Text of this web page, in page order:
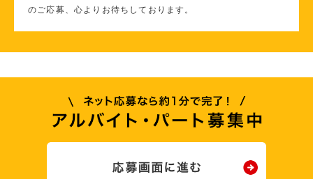
のご応募、心よりお待ちしております。